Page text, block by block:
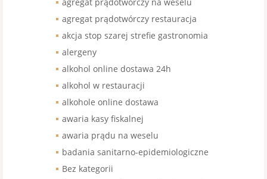
agregat prądotwórczy restauracja
akcja stop szarej strefie gastronomia
alergeny
alkohol online dostawa 24h
alkohol w restauracji
alkohole online dostawa
awaria kasy fiskalnej
awaria prądu na weselu
badania sanitarno-epidemiologiczne
Bez kategorii